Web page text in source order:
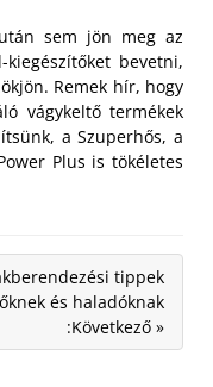
sem jön meg az
bevetni,
Remek hír, hogy
vágykeltő termékek
a Szuperhős, a
Plus is tökéletes
tippek
és haladóknak
:Következő »